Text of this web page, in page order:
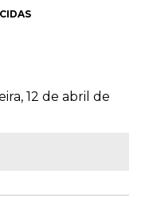
12 de abril de